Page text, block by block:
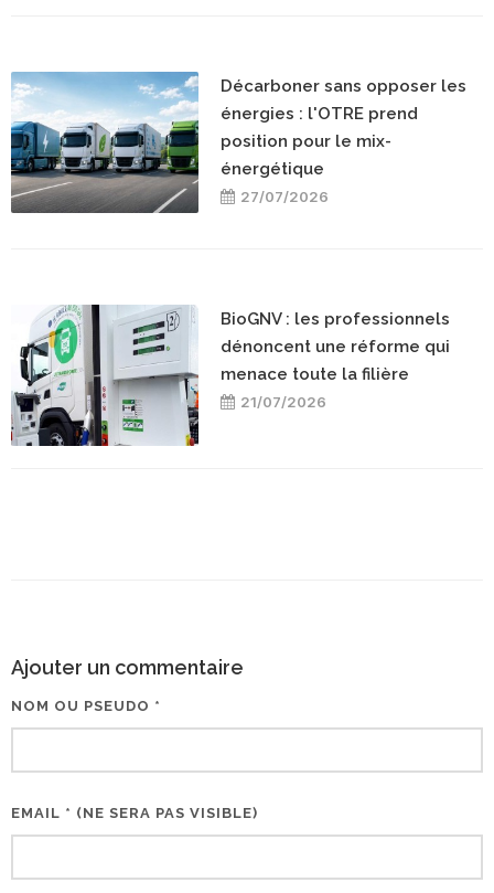
Décarboner sans opposer les
énergies : l'OTRE prend
position pour le mix-
énergétique
27/07/2026
BioGNV : les professionnels
dénoncent une réforme qui
menace toute la filière
21/07/2026
Ajouter un commentaire
NOM OU PSEUDO *
EMAIL * (NE SERA PAS VISIBLE)